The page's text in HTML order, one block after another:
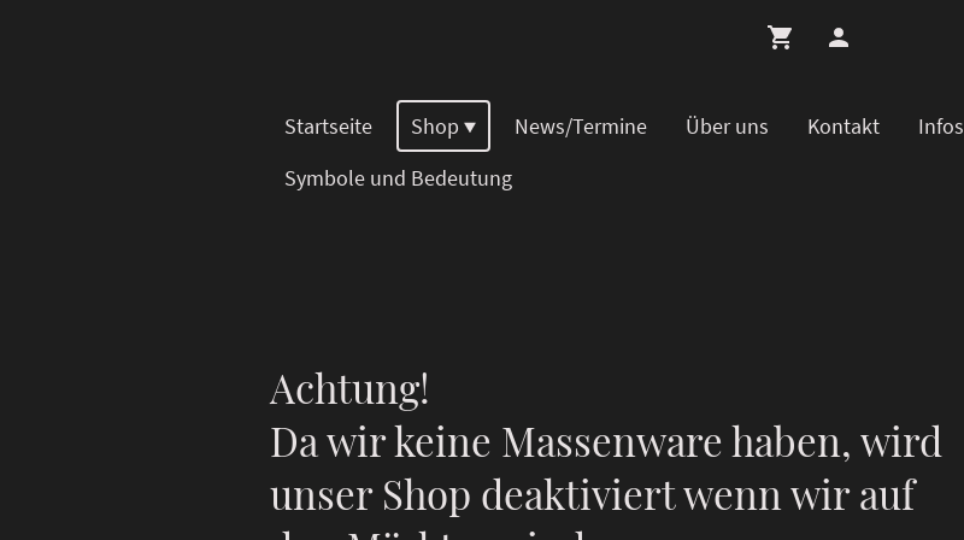
Startseite Shop News/Termine Über uns Kontakt Infos
Symbole und Bedeutung
Achtung!
Da wir keine Massenware haben, wird
unser Shop deaktiviert wenn wir auf